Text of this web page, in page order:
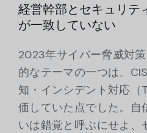
経営幹部とセキュリテ
が一致していない
2023年サイバー脅威対
的なテーマの一つは、
知・インシデント対応（
価していた点でした。自
いは錯覚と呼ぶにせよ、